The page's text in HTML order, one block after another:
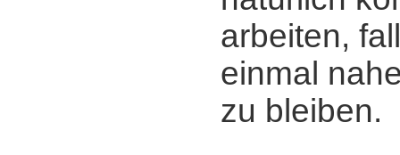
arbeiten,
einmal
zu bleiben.